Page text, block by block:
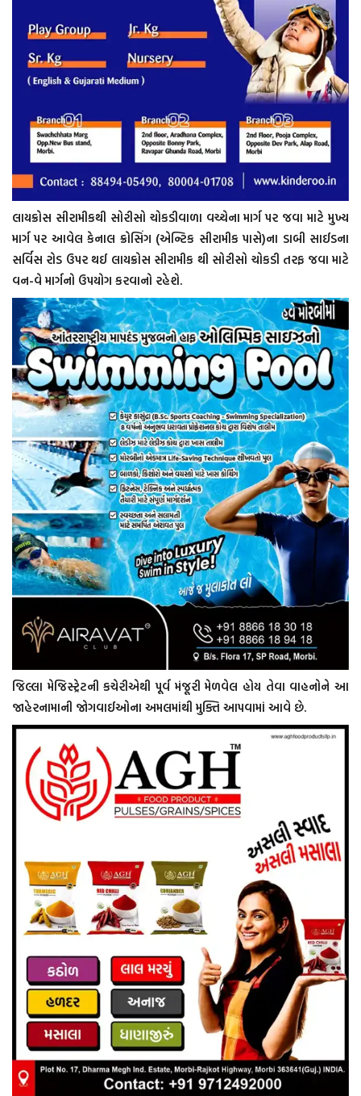
લાયક્રોસ સીરામીકથી સોરીસો ચોકડીવાળા વચ્ચેના માર્ગ પર જવા માટે મુખ્ય
માર્ગ પર આવેલ કેનાલ ક્રોસિંગ (એન્ટિક સીરામીક પાસે)ના ડાબી સાઈડના
સર્વિસ રોડ ઉપર થઈ લાયક્રોસ સીરામીક થી સોરીસો ચોકડી તરફ જવા માટે
વન-વે માર્ગનો ઉપયોગ કરવાનો રહેશે.
જિલ્લા મેજિસ્ટ્રેટની કચેરીએથી પૂર્વ મંજૂરી મેળવેલ હોય તેવા વાહનોને આ
જાહેરનામાની જોગવાઈઓના અમલમાંથી મુક્તિ આપવામાં આવે છે.